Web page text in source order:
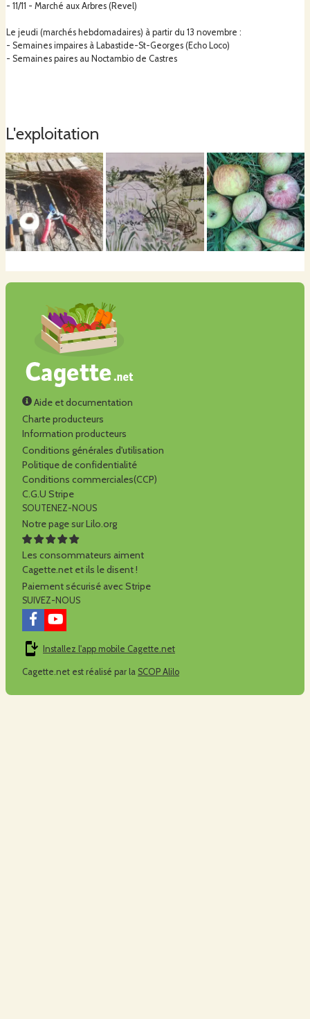
de fruitiers, il y a Renaud Mauchoffé, qui a pris le temps, pendant 3 ans, de
m'accompagner dans mon installation. Il fait un travail fabuleux depuis près
de 20 ans, au pied de la Montagne Noire, et me transmet ses
- 11/11 - Marché aux Arbres (Revel)
Le jeudi (marchés hebdomadaires) à partir du 13 novembre :
- Semaines impaires à Labastide-St-Georges (Echo Loco)
- Semaines paires au Noctambio de Castres
L'exploitation
Aide et documentation
Charte producteurs
Information producteurs
Conditions générales d'utilisation
Politique de confidentialité
Conditions commerciales(CCP)
C.G.U Stripe
SOUTENEZ-NOUS
Notre page sur Lilo.org
Les consommateurs aiment
Cagette.net et ils le disent !
Paiement sécurisé avec Stripe
SUIVEZ-NOUS
Installez l'app mobile Cagette.net
Cagette.net est réalisé par la SCOP Alilo